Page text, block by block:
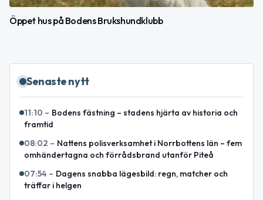
Öppet hus på Bodens Brukshundklubb
Senaste nytt
11:10 – Bodens fästning – stadens hjärta av historia och
framtid
08:02 – Nattens polisverksamhet i Norrbottens län – fem
omhändertagna och förrådsbrand utanför Piteå
07:54 – Dagens snabba lägesbild: regn, matcher och
träffar i helgen